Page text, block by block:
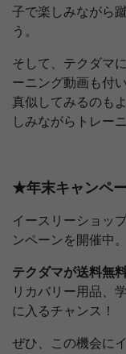
子で楽しみながら
う。
そして、テクダマ
ーニング動画も付
真似してみるのも
しみながらトレー
★年末キャンペ
イースリーショップ
ンペーンを開催中。
テクダマが送料無
リカバリー用品、
に入るチャンス！
ぜひ、この機会に